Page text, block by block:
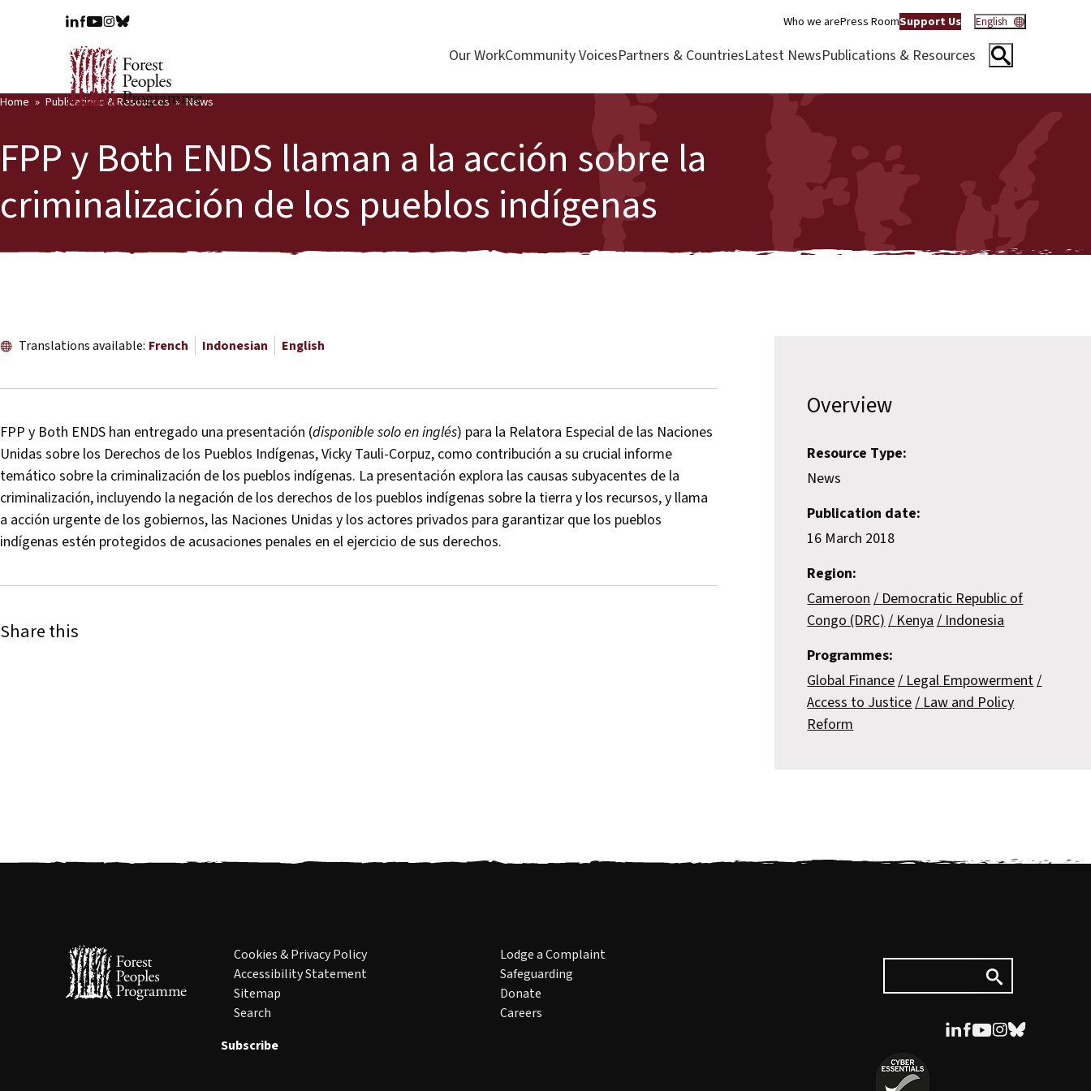
Who we arePress RoomSupport Us English
Our WorkCommunity VoicesPartners & CountriesLatest NewsPublications & Resources
Home Publications & Resources News
FPP y Both ENDS llaman a la acción sobre la
criminalización de los pueblos indígenas
Translations available: French Indonesian English
FPP y Both ENDS han entregado una presentación (disponible solo en inglés) para la Relatora Especial de las Naciones
Unidas sobre los Derechos de los Pueblos Indígenas, Vicky Tauli-Corpuz, como contribución a su crucial informe
temático sobre la criminalización de los pueblos indígenas. La presentación explora las causas subyacentes de la
criminalización, incluyendo la negación de los derechos de los pueblos indígenas sobre la tierra y los recursos, y llama
a acción urgente de los gobiernos, las Naciones Unidas y los actores privados para garantizar que los pueblos
indígenas estén protegidos de acusaciones penales en el ejercicio de sus derechos.
Share this
Overview
Resource Type:
News
Publication date:
16 March 2018
Region:
Cameroon Democratic Republic of
Congo (DRC) Kenya Indonesia
Programmes:
Global Finance Legal Empowerment
Access to Justice Law and Policy
Reform
Cookies & Privacy Policy
Accessibility Statement
Sitemap
Search
Lodge a Complaint
Safeguarding
Donate
Careers
Subscribe